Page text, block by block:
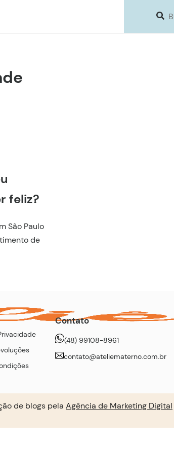
feliz?
São Paulo
de
Contato
(48) 99108-8961
contato@ateliematerno.com.br
de blogs pela Agência de Marketing Digital